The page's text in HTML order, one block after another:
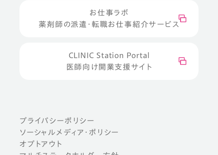
お仕事ラボ
薬剤師の派遣・転職お仕事紹介サービス
CLINIC Station Portal
医師向け開業支援サイト
プライバシーポリシー
ソーシャルメディア・ポリシー
オプトアウト